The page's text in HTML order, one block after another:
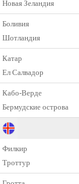
Новая Зеландия
Боливия
Шотландия
Катар
Ел Салвадор
Кабо-Верде
Бермудские острова
Филкир
Троттур